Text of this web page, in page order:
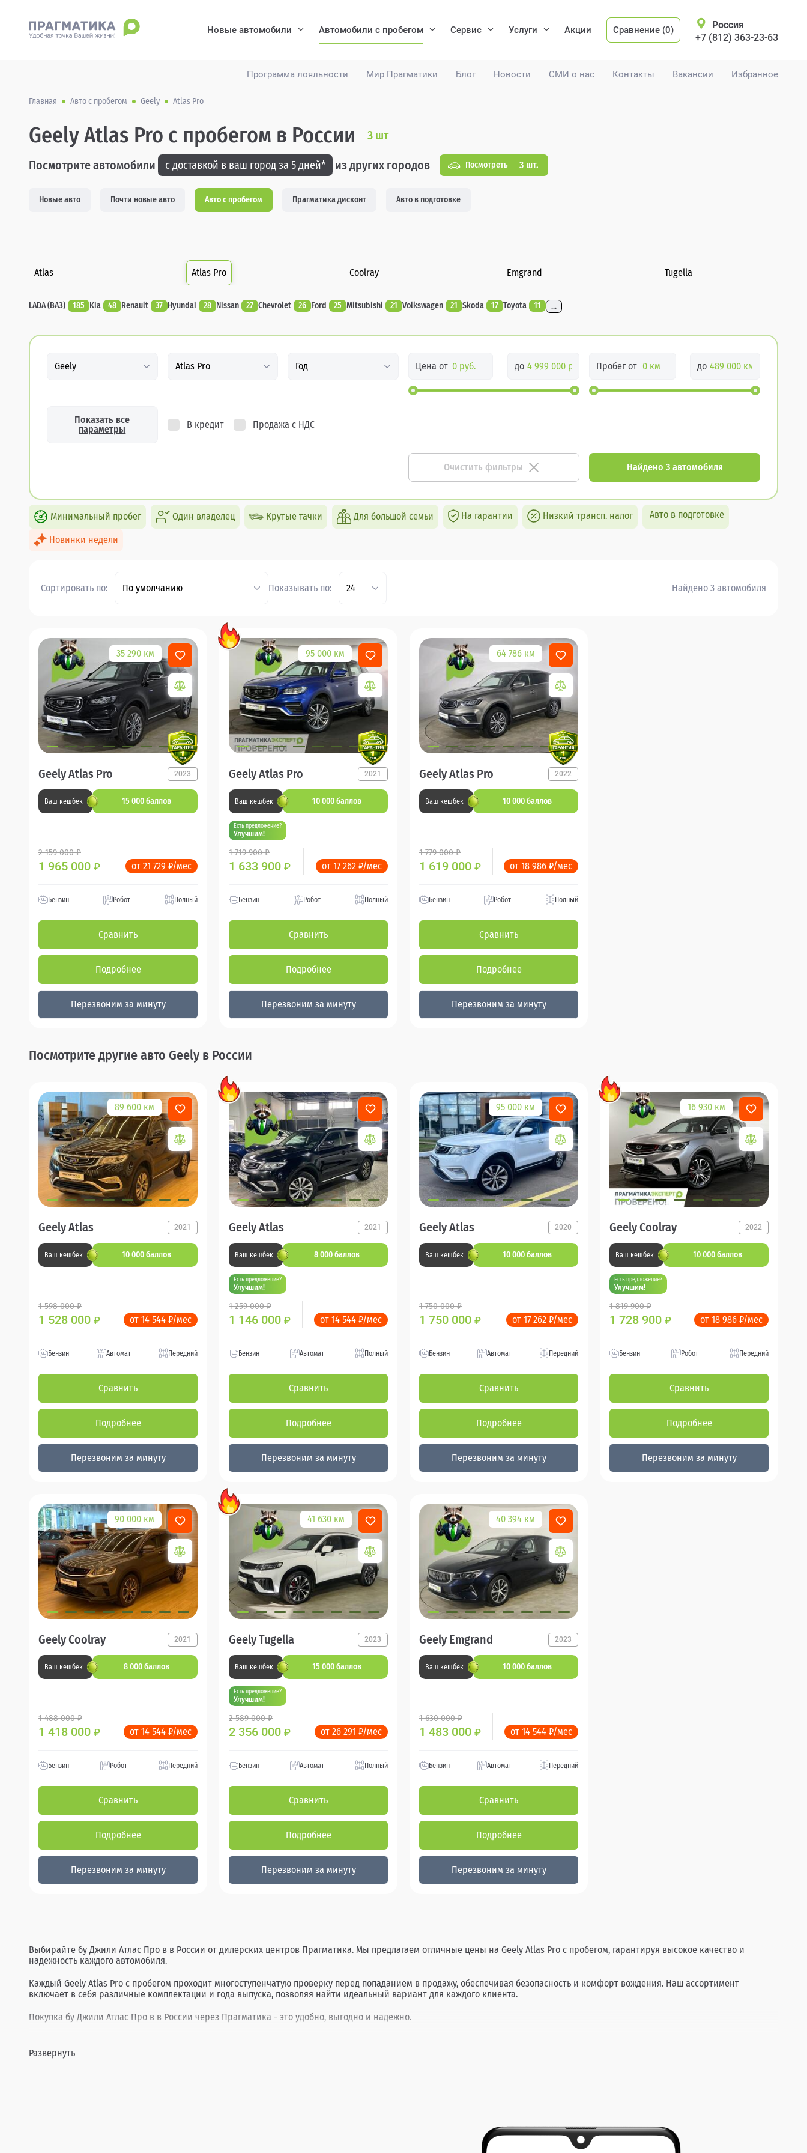
Программа лояльности Мир Прагматики Блог Новости СМИ о нас Контакты Вакансии Избранное
Новые автомобили Автомобили с пробегом Сервис Услуги Акции Сравнение (0)
Россия
+7 (812) 363-23-63
Главная Авто с пробегом Geely Atlas Pro
Geely Atlas Pro с пробегом в России 3 шт
Посмотрите автомобили с доставкой в ваш город за 5 дней* из других городов Посмотреть 3 шт.
Новые авто Почти новые авто Авто с пробегом Прагматика дисконт Авто в подготовке
Atlas Atlas Pro Coolray Emgrand Tugella
LADA (ВАЗ) 185 Kia 48 Renault 37 Hyundai 28 Nissan 27 Chevrolet 26 Ford 25 Mitsubishi 21 Volkswagen 21 Skoda 17 Toyota 11 ...
Geely Atlas Pro Год Цена от до Пробег от до
Показать все
параметры
В кредит Продажа с НДС
Очистить фильтры Найдено 3 автомобиля
Минимальный пробег Один владелец Крутые тачки Для большой семьи На гарантии Низкий трансп. налог Авто в подготовке
Новинки недели
Сортировать по: По умолчанию Показывать по: 24 Найдено 3 автомобиля
35 290 км
Geely Atlas Pro 2023
Ваш кешбек 15 000 баллов
2 159 000 ₽
1 965 000 ₽ от 21 729 ₽/мес
Бензин Робот Полный
Сравнить
Подробнее
Перезвоним за минуту
95 000 км
Geely Atlas Pro 2021
Ваш кешбек 10 000 баллов
Есть предложение?
Улучшим!
1 719 900 ₽
1 633 900 ₽ от 17 262 ₽/мес
Бензин Робот Полный
Сравнить
Подробнее
Перезвоним за минуту
64 786 км
Geely Atlas Pro 2022
Ваш кешбек 10 000 баллов
1 779 000 ₽
1 619 000 ₽ от 18 986 ₽/мес
Бензин Робот Полный
Сравнить
Подробнее
Перезвоним за минуту
Посмотрите другие авто Geely в России
89 600 км
Geely Atlas 2021
Ваш кешбек 10 000 баллов
1 598 000 ₽
1 528 000 ₽ от 14 544 ₽/мес
Бензин Автомат Передний
Сравнить
Подробнее
Перезвоним за минуту
Geely Atlas 2021
Ваш кешбек 8 000 баллов
Есть предложение?
Улучшим!
1 259 000 ₽
1 146 000 ₽ от 14 544 ₽/мес
Бензин Автомат Полный
Сравнить
Подробнее
Перезвоним за минуту
95 000 км
Geely Atlas 2020
Ваш кешбек 10 000 баллов
1 750 000 ₽
1 750 000 ₽ от 17 262 ₽/мес
Бензин Автомат Передний
Сравнить
Подробнее
Перезвоним за минуту
16 930 км
Geely Coolray 2022
Ваш кешбек 10 000 баллов
Есть предложение?
Улучшим!
1 819 900 ₽
1 728 900 ₽ от 18 986 ₽/мес
Бензин Робот Передний
Сравнить
Подробнее
Перезвоним за минуту
90 000 км
Geely Coolray 2021
Ваш кешбек 8 000 баллов
1 488 000 ₽
1 418 000 ₽ от 14 544 ₽/мес
Бензин Робот Передний
Сравнить
Подробнее
Перезвоним за минуту
41 630 км
Geely Tugella 2023
Ваш кешбек 15 000 баллов
Есть предложение?
Улучшим!
2 589 000 ₽
2 356 000 ₽ от 26 291 ₽/мес
Бензин Автомат Полный
Сравнить
Подробнее
Перезвоним за минуту
40 394 км
Geely Emgrand 2023
Ваш кешбек 10 000 баллов
1 630 000 ₽
1 483 000 ₽ от 14 544 ₽/мес
Бензин Автомат Передний
Сравнить
Подробнее
Перезвоним за минуту
Выбирайте бу Джили Атлас Про в в России от дилерских центров Прагматика. Мы предлагаем отличные цены на Geely Atlas Pro с пробегом, гарантируя высокое качество и
надежность каждого автомобиля.
Каждый Geely Atlas Pro с пробегом проходит многоступенчатую проверку перед попаданием в продажу, обеспечивая безопасность и комфорт вождения. Наш ассортимент
включает в себя различные комплектации и года выпуска, позволяя найти идеальный вариант для каждого клиента.
Покупка бу Джили Атлас Про в в России через Прагматика - это удобно, выгодно и надежно.
Развернуть